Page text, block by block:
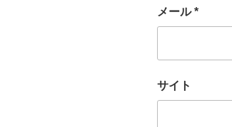
メール*
サイト